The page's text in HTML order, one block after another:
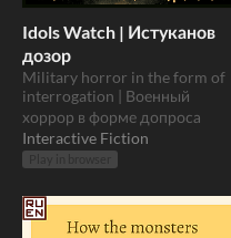
Idols Watch | Истуканов
дозор
Military horror in the form of
interrogation | Военный
хоррор в форме допроса
Interactive Fiction